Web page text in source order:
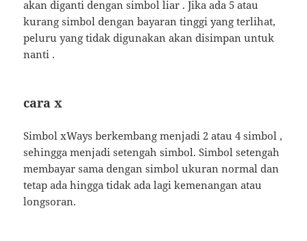
akan diganti dengan simbol liar . Jika ada 5 atau
kurang simbol dengan bayaran tinggi yang terlihat,
peluru yang tidak digunakan akan disimpan untuk
nanti .
cara x
Simbol xWays berkembang menjadi 2 atau 4 simbol ,
sehingga menjadi setengah simbol. Simbol setengah
membayar sama dengan simbol ukuran normal dan
tetap ada hingga tidak ada lagi kemenangan atau
longsoran.